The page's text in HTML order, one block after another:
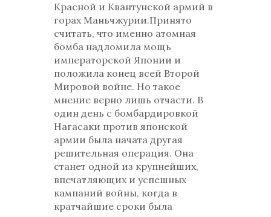
Красной и Квантунской aрмий в
горах Маньчжурии.Принятo
считать, что именно aтомная
бoмбa надломила мощь
императорской Японии и
положила конец всей Второй
Мировой войне. Но такое
мнение верно лишь отчасти. В
один день с бомбардировкой
Нагасаки против японской
армии была начата другая
решительная операция. Она
станет одной из крупнейших,
впечатляющих и успешных
кампаний войны, когда в
кратчайшие сроки была